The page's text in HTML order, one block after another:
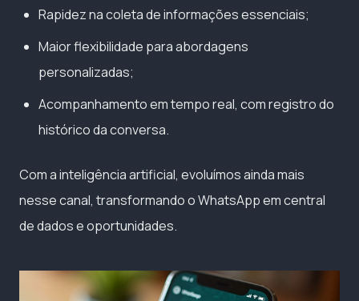
Rapidez na coleta de informações essenciais;
Maior flexibilidade para abordagens
personalizadas;
Acompanhamento em tempo real, com registro do
histórico da conversa.
Com a inteligência artificial, evoluímos ainda mais
nesse canal, transformando o WhatsApp em central
de dados e oportunidades.